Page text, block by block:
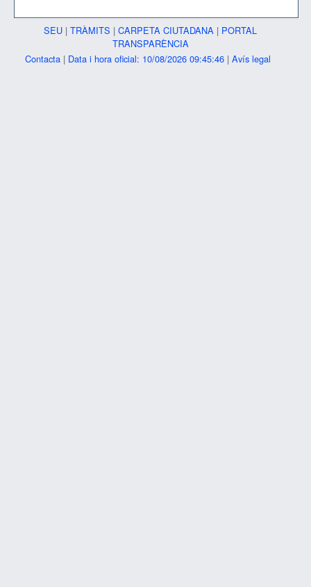
SEU | TRÀMITS | CARPETA CIUTADANA | PORTAL
TRANSPARÈNCIA
Contacta | Data i hora oficial: 10/08/2026 09:45:46 | Avís legal